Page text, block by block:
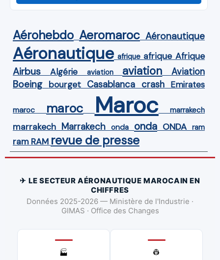
Aérohebdo Aeromaroc Aéronautique
Aéronautique afrique afrique Afrique
Airbus Algérie aviation aviation Aviation
Boeing bourget Casablanca crash Emirates
maroc maroc Maroc marrakech
marrakech Marrakech onda onda ONDA ram
ram RAM revue de presse
✈ LE SECTEUR AÉRONAUTIQUE MAROCAIN EN
CHIFFRES
Données 2025-2026 — Ministère de l'Industrie ·
GIMAS · Office des Changes
🏭
👷